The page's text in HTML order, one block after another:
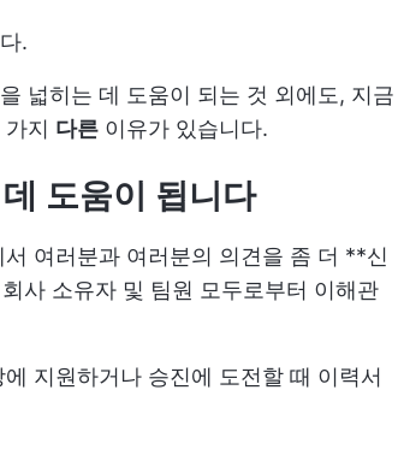
.
넓히는 데 도움이 되는 것 외에도, 지금
지 다른 이유가 있습니다.
도움이 됩니다
여러분과 여러분의 의견을 좀 더 **신
사 소유자 및 팀원 모두로부터 이해관
지원하거나 승진에 도전할 때 이력서